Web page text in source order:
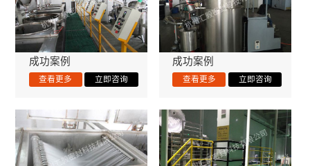
成功案例 成功案例